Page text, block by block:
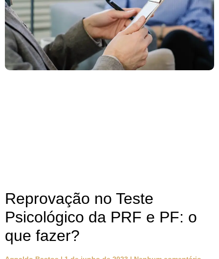
Reprovação no Teste
Psicológico da PRF e PF: o
que fazer?